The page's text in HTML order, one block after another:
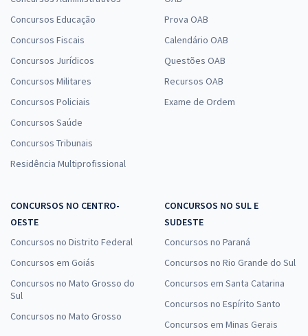
Concursos Educação
Concursos Fiscais
Concursos Jurídicos
Concursos Militares
Concursos Policiais
Concursos Saúde
Concursos Tribunais
Residência Multiprofissional
Prova OAB
Calendário OAB
Questões OAB
Recursos OAB
Exame de Ordem
CONCURSOS NO CENTRO-
OESTE
Concursos no Distrito Federal
Concursos em Goiás
Concursos no Mato Grosso do
Sul
Concursos no Mato Grosso
CONCURSOS NO SUL E
SUDESTE
Concursos no Paraná
Concursos no Rio Grande do Sul
Concursos em Santa Catarina
Concursos no Espírito Santo
Concursos em Minas Gerais